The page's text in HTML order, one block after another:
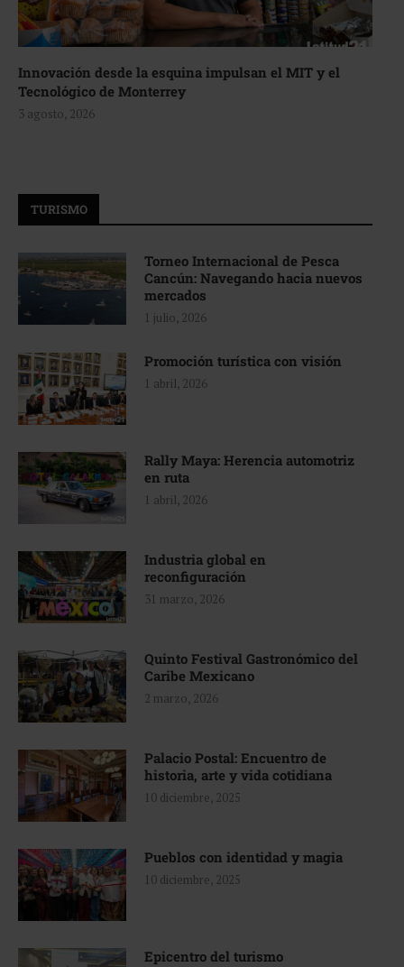
Innovación desde la esquina impulsan el MIT y el
Tecnológico de Monterrey
3 agosto, 2026
TURISMO
Torneo Internacional de Pesca
Cancún: Navegando hacia nuevos
mercados
1 julio, 2026
Promoción turística con visión
1 abril, 2026
Rally Maya: Herencia automotriz
en ruta
1 abril, 2026
Industria global en
reconfiguración
31 marzo, 2026
Quinto Festival Gastronómico del
Caribe Mexicano
2 marzo, 2026
Palacio Postal: Encuentro de
historia, arte y vida cotidiana
10 diciembre, 2025
Pueblos con identidad y magia
10 diciembre, 2025
Epicentro del turismo